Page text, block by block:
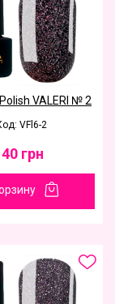
VALERI № 2
VFl6-2
грн